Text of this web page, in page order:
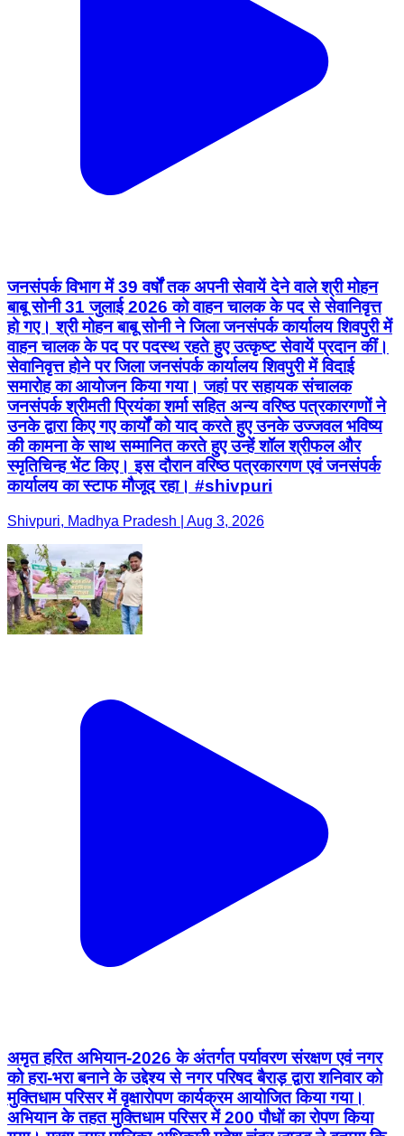
जनसंपर्क विभाग में 39 वर्षों तक अपनी सेवायें देने वाले श्री मोहन
बाबू सोनी 31 जुलाई 2026 को वाहन चालक के पद से सेवानिवृत्त
हो गए। श्री मोहन बाबू सोनी ने जिला जनसंपर्क कार्यालय शिवपुरी में
वाहन चालक के पद पर पदस्थ रहते हुए उत्कृष्ट सेवायें प्रदान कीं।
सेवानिवृत्त होने पर जिला जनसंपर्क कार्यालय शिवपुरी में विदाई
समारोह का आयोजन किया गया। जहां पर सहायक संचालक
जनसंपर्क श्रीमती प्रियंका शर्मा सहित अन्य वरिष्ठ पत्रकारगणों ने
उनके द्वारा किए गए कार्यों को याद करते हुए उनके उज्जवल भविष्य
की कामना के साथ सम्मानित करते हुए उन्हें शॉल श्रीफल और
स्मृतिचिन्ह भेंट किए। इस दौरान वरिष्ठ पत्रकारगण एवं जनसंपर्क
कार्यालय का स्टाफ मौजूद रहा। #shivpuri
Shivpuri, Madhya Pradesh | Aug 3, 2026
अमृत हरित अभियान-2026 के अंतर्गत पर्यावरण संरक्षण एवं नगर
को हरा-भरा बनाने के उद्देश्य से नगर परिषद बैराड़ द्वारा शनिवार को
मुक्तिधाम परिसर में वृक्षारोपण कार्यक्रम आयोजित किया गया।
अभियान के तहत मुक्तिधाम परिसर में 200 पौधों का रोपण किया